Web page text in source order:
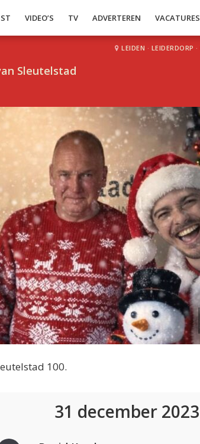
VIDEO’S TV ADVERTEREN VACATURES
Sleutelstad
LEIDEN · LEIDERDORP ·
100.
31 december 2023